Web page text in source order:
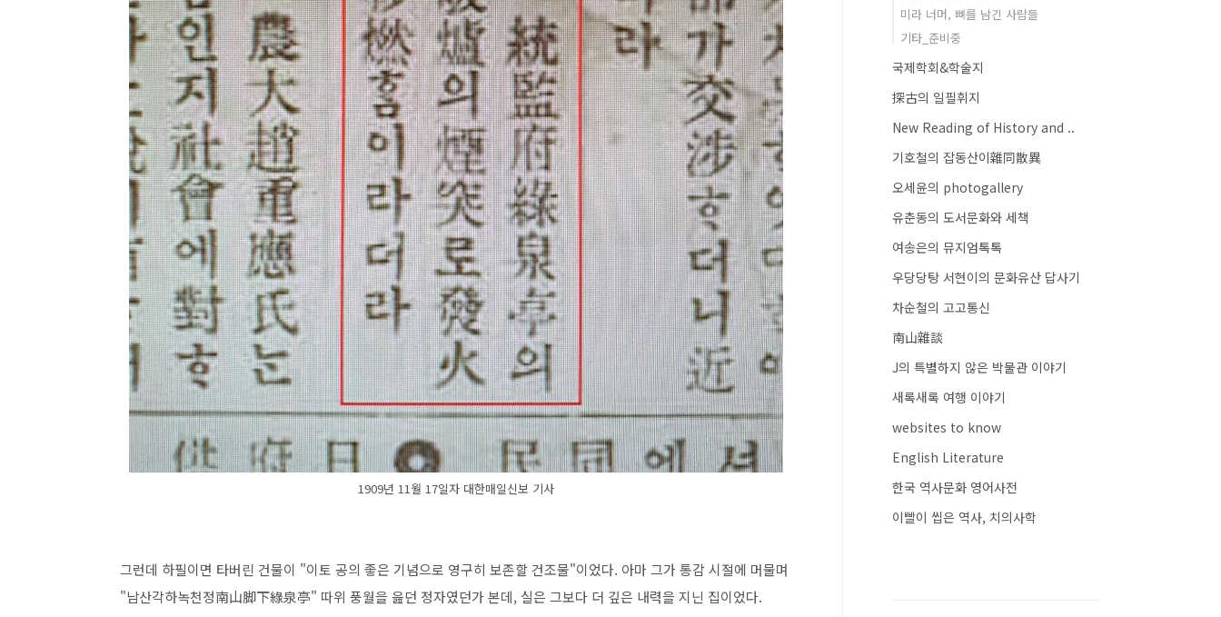
1909년 11월 17일자 대한매일신보 기사
그런데 하필이면 타버린 건물이 "이토 공의 좋은 기념으로 영구히 보존할 건조물"이었다. 아마 그가 통감 시절에 머물며
"남산각하녹천정南山脚下綠泉亭" 따위 풍월을 읊던 정자였던가 본데, 실은 그보다 더 깊은 내력을 지닌 집이었다.
미라 너머, 뼈를 남긴 사람들
기타_준비중
국제학회&학술지
探古의 일필휘지
New Reading of History and ..
기호철의 잡동산이雜同散異
오세윤의 photogallery
유춘동의 도서문화와 세책
여송은의 뮤지엄톡톡
우당당탕 서현이의 문화유산 답사기
차순철의 고고통신
南山雜談
J의 특별하지 않은 박물관 이야기
새록새록 여행 이야기
websites to know
English Literature
한국 역사문화 영어사전
이빨이 씹은 역사, 치의사학